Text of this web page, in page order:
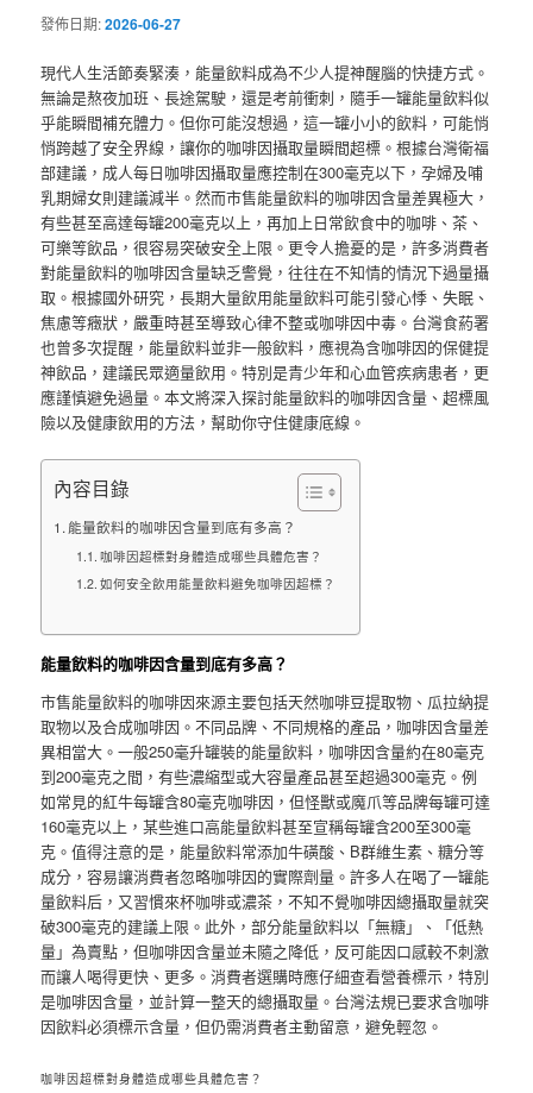
發佈日期:2026-06-27
現代人生活節奏緊湊，能量飲料成為不少人提神醒腦的快捷方式。
無論是熬夜加班、長途駕駛，還是考前衝刺，隨手一罐能量飲料似
乎能瞬間補充體力。但你可能沒想過，這一罐小小的飲料，可能悄
悄跨越了安全界線，讓你的咖啡因攝取量瞬間超標。根據台灣衛福
部建議，成人每日咖啡因攝取量應控制在300毫克以下，孕婦及哺
乳期婦女則建議減半。然而市售能量飲料的咖啡因含量差異極大，
有些甚至高達每罐200毫克以上，再加上日常飲食中的咖啡、茶、
可樂等飲品，很容易突破安全上限。更令人擔憂的是，許多消費者
對能量飲料的咖啡因含量缺乏警覺，往往在不知情的情況下過量攝
取。根據國外研究，長期大量飲用能量飲料可能引發心悸、失眠、
焦慮等癥狀，嚴重時甚至導致心律不整或咖啡因中毒。台灣食葯署
也曾多次提醒，能量飲料並非一般飲料，應視為含咖啡因的保健提
神飲品，建議民眾適量飲用。特別是青少年和心血管疾病患者，更
應謹慎避免過量。本文將深入探討能量飲料的咖啡因含量、超標風
險以及健康飲用的方法，幫助你守住健康底線。
內容目錄
能量飲料的咖啡因含量到底有多高？
咖啡因超標對身體造成哪些具體危害？
如何安全飲用能量飲料避免咖啡因超標？
能量飲料的咖啡因含量到底有多高？
市售能量飲料的咖啡因來源主要包括天然咖啡豆提取物、瓜拉納提
取物以及合成咖啡因。不同品牌、不同規格的產品，咖啡因含量差
異相當大。一般250毫升罐裝的能量飲料，咖啡因含量約在80毫克
到200毫克之間，有些濃縮型或大容量產品甚至超過300毫克。例
如常見的紅牛每罐含80毫克咖啡因，但怪獸或魔爪等品牌每罐可達
160毫克以上，某些進口高能量飲料甚至宣稱每罐含200至300毫
克。值得注意的是，能量飲料常添加牛磺酸、B群維生素、糖分等
成分，容易讓消費者忽略咖啡因的實際劑量。許多人在喝了一罐能
量飲料后，又習慣來杯咖啡或濃茶，不知不覺咖啡因總攝取量就突
破300毫克的建議上限。此外，部分能量飲料以「無糖」、「低熱
量」為賣點，但咖啡因含量並未隨之降低，反可能因口感較不刺激
而讓人喝得更快、更多。消費者選購時應仔細查看營養標示，特別
是咖啡因含量，並計算一整天的總攝取量。台灣法規已要求含咖啡
因飲料必須標示含量，但仍需消費者主動留意，避免輕忽。
咖啡因超標對身體造成哪些具體危害？